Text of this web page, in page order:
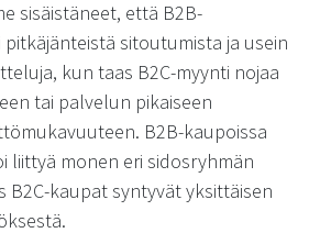
sisäistäneet, että B2B-
pitkäjänteistä sitoutumista ja usein
kun taas B2C-myynti nojaa
tai palvelun pikaiseen
B2B-kaupoissa
liittyä monen eri sidosryhmän
B2C-kaupat syntyvät yksittäisen